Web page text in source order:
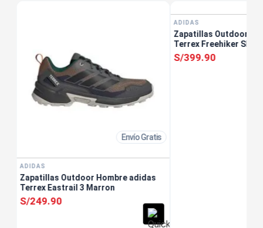
Envío Gratis
ADIDAS
Zapatillas Outdoor Hombre adidas
Terrex Eastrail 3 Marron
S/249.90
ADIDAS
Zapatillas Outdoor
Terrex Freehiker Sl Cc
S/399.90